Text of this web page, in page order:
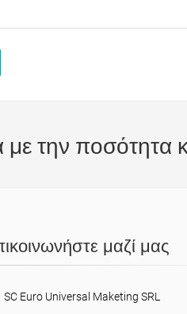
την ποσότητα
μαζί μας
SC Euro Universal Maketing SRL